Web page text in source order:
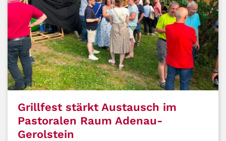
Grillfest stärkt Austausch im
Pastoralen Raum Adenau-
Gerolstein